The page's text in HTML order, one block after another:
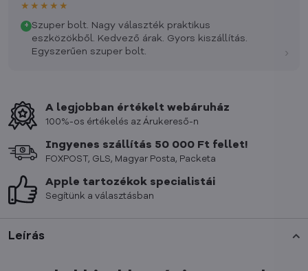
Leírás
★★★★★
+ Szuper bolt. Nagy választék praktikus
eszközökből. Kedvező árak. Gyors kiszállítás.
Egyszerűen szuper bolt.
›
A legjobban értékelt webáruház
100%-os értékelés az Árukereső-n
Ingyenes szállítás 50 000 Ft fellet!
FOXPOST, GLS, Magyar Posta, Packeta
Apple tartozékok specialistái
Segítünk a választásban